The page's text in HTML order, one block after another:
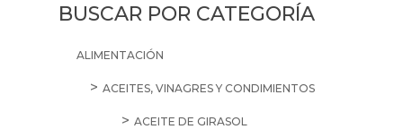
BUSCAR POR CATEGORÍA
ALIMENTACIÓN
ACEITES, VINAGRES Y CONDIMIENTOS
ACEITE DE GIRASOL